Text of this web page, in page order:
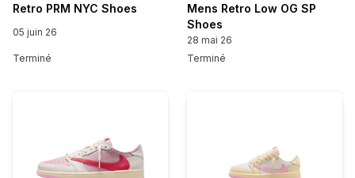
Retro PRM NYC Shoes
05 juin 26
Terminé
Mens Retro Low OG SP
Shoes
28 mai 26
Terminé